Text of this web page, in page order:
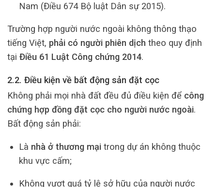
Nam (Điều 674 Bộ luật Dân sự 2015).
Trường hợp người nước ngoài không thông thạo
tiếng Việt, phải có người phiên dịch theo quy định
tại Điều 61 Luật Công chứng 2014.
2.2. Điều kiện về bất động sản đặt cọc
Không phải mọi nhà đất đều đủ điều kiện để công
chứng hợp đồng đặt cọc cho người nước ngoài.
Bất động sản phải:
Là nhà ở thương mạitrong dự án không thuộc
khu vực cấm;
Không vượt quá tỷ lệ sở hữu của người nước